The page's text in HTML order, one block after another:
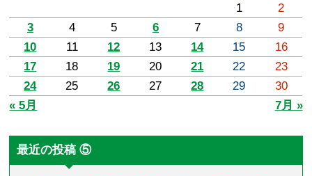
1
2
3
4 5 6 7 8
9
10
11 12 13 14 15
16
17
18 19 20 21 22
23
24
25 26 27 28 29
30
« 5月
7月 »
最近の投稿 ⑤